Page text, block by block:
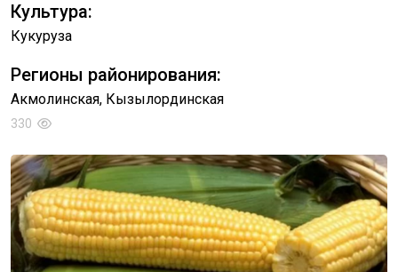
Культура:
Кукуруза
Регионы районирования:
Акмолинская, Кызылординская
330